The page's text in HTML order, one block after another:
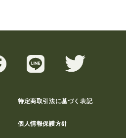
特定商取引法に基づく表記
個人情報保護方針